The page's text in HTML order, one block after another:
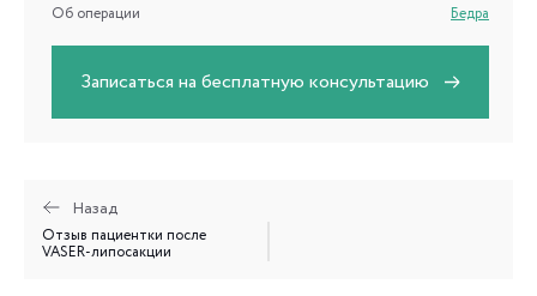
Об операции Бедра
Записаться на бесплатную консультацию
Назад
Отзыв пациентки после
VASER-липосакции